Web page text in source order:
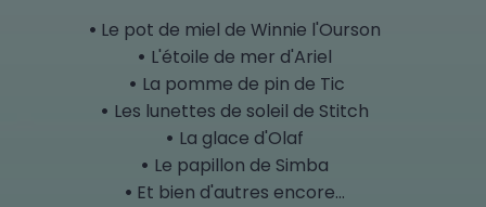
Le pot de miel de Winnie l'Ourson
L'étoile de mer d'Ariel
La pomme de pin de Tic
Les lunettes de soleil de Stitch
La glace d'Olaf
Le papillon de Simba
Et bien d'autres encore...